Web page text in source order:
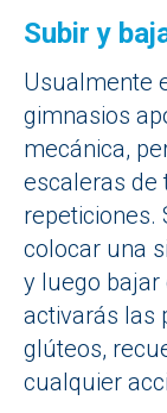
Subir y
Usualmente
gimnasios
mecánica,
escaleras de
repeticiones.
colocar una
y luego bajar
activarás las
glúteos,
cualquier